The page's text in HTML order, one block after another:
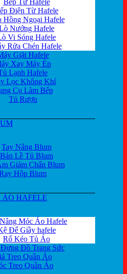
Bếp Từ Hafele
Điện Từ Hafele
Hồng Ngoại Hafele
Nướng Hafele
Vi Sóng Hafele
Rửa Chén Hafele
Giặt Hafele
Xay Máy Ép
Lạnh Hafele
Lọc Không Khí
Cụ Làm Bếp
Tủ Rượu
Tay Nâng Blum
Bản Lề Tủ Blum
Giảm Chấn Blum
Hộp Blum
ÁO HAFELE
Móc Áo Hafele
Để Giầy hafele
Rổ Kéo Tủ Áo
Đồ Trang Sức
Treo Quần Áo
Treo Quần Áo